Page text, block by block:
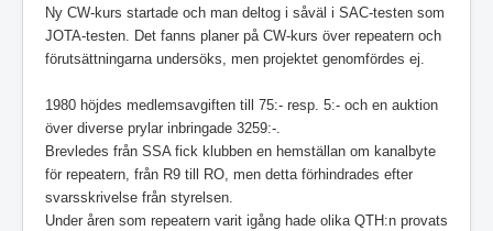
Ny CW-kurs startade och man deltog i såväl i SAC-testen som
JOTA-testen. Det fanns planer på CW-kurs över repeatern och
förutsättningarna undersöks, men projektet genomfördes ej.
1980 höjdes medlemsavgiften till 75:- resp. 5:- och en auktion
över diverse prylar inbringade 3259:-.
Brevledes från SSA fick klubben en hemställan om kanalbyte
för repeatern, från R9 till RO, men detta förhindrades efter
svarsskrivelse från styrelsen.
Under åren som repeatern varit igång hade olika QTH:n provats